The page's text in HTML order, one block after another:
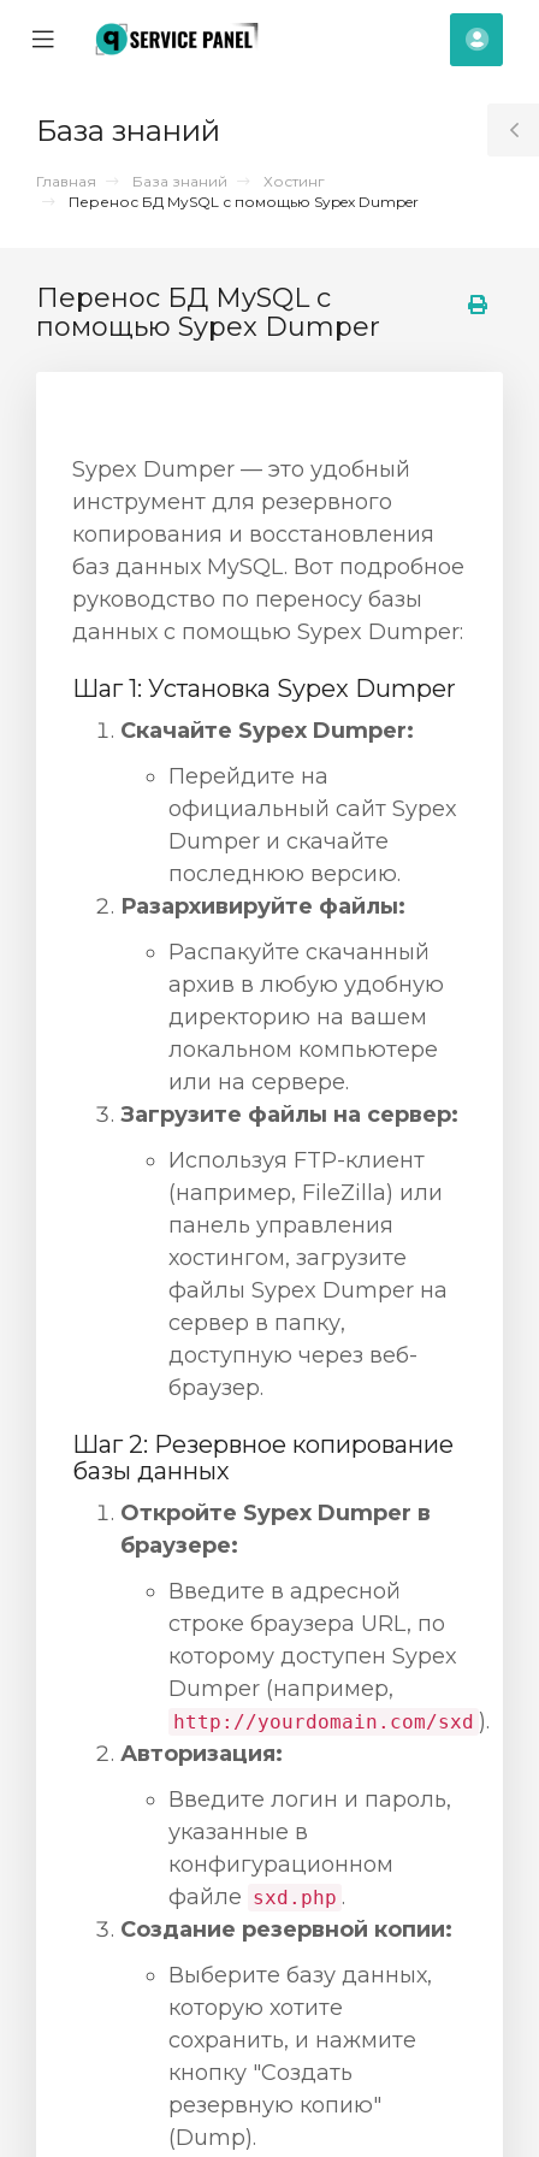
Mobile
База знаний
Главная База знаний
Хостинг
Перенос БД MySQL с помощью Sypex Dumper
Перенос БД MySQL с
помощью Sypex Dumper
Sypex Dumper — это удобный
инструмент для резервного
копирования и восстановления
баз данных MySQL. Вот подробное
руководство по переносу базы
данных с помощью Sypex Dumper:
Шаг 1: Установка Sypex Dumper
Скачайте Sypex Dumper:
Перейдите на
официальный сайт Sypex
Dumper и скачайте
последнюю версию.
Разархивируйте файлы:
Распакуйте скачанный
архив в любую удобную
директорию на вашем
локальном компьютере
или на сервере.
Загрузите файлы на сервер:
Используя FTP-клиент
(например, FileZilla) или
панель управления
хостингом, загрузите
файлы Sypex Dumper на
сервер в папку,
доступную через веб-
браузер.
Шаг 2: Резервное копирование
базы данных
Откройте Sypex Dumper в
браузере:
Введите в адресной
строке браузера URL, по
которому доступен Sypex
Dumper (например,
http://yourdomain.com/sxd ).
Авторизация:
Введите логин и пароль,
указанные в
конфигурационном
файле sxd.php .
Создание резервной копии:
Выберите базу данных,
которую хотите
сохранить, и нажмите
кнопку "Создать
резервную копию"
(Dump).